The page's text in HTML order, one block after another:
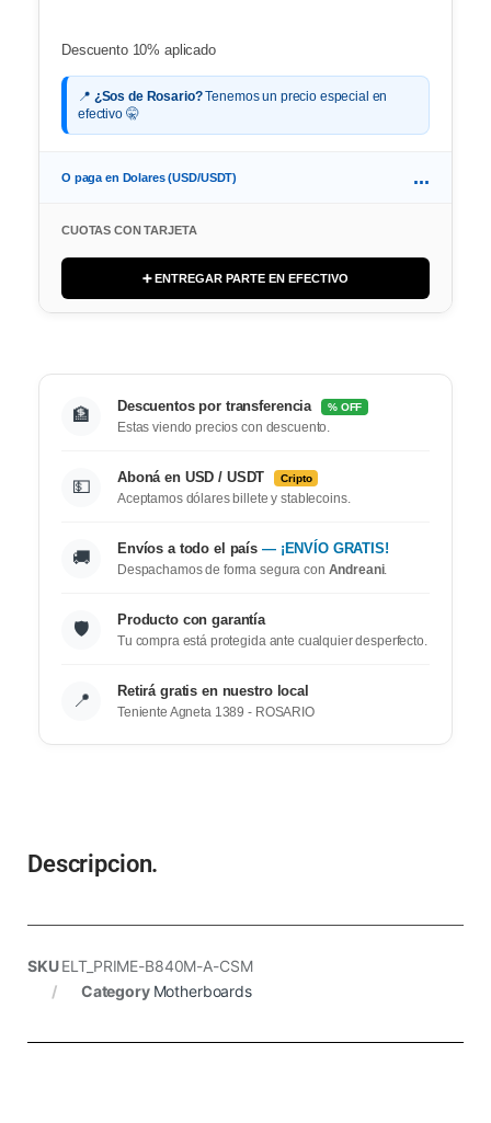
Descuento 10% aplicado
📍 ¿Sos de Rosario?Tenemos un precio especial en
efectivo 🤫
O paga en Dolares (USD/USDT) ...
CUOTAS CON TARJETA
➕ ENTREGAR PARTE EN EFECTIVO
🏦 Descuentos por transferencia % OFF
Estas viendo precios con descuento.
💵 Aboná en USD / USDT Cripto
Aceptamos dólares billete y stablecoins.
🚚 Envíos a todo el país — ¡ENVÍO GRATIS!
Despachamos de forma segura con Andreani.
🛡️ Producto con garantía
Tu compra está protegida ante cualquier desperfecto.
📍 Retirá gratis en nuestro local
Teniente Agneta 1389 - ROSARIO
Descripcion.
SKUELT_PRIME-B840M-A-CSM
Category Motherboards